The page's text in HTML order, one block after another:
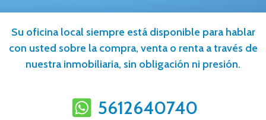
Su oficina local siempre está disponible para hablar
con usted sobre la compra, venta o renta a través de
nuestra inmobiliaria, sin obligación ni presión.
5612640740